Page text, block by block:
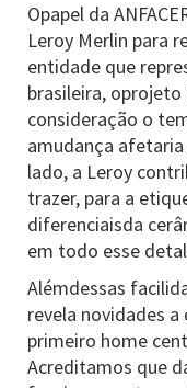
Opapel da
Leroy Merlin para
entidade que
brasileira,
consideração o
amudança
lado, a Leroy
trazer, para a
diferenciaisda
em todo esse
Alémdessas
revela novidades a
primeiro home
Acreditamos que